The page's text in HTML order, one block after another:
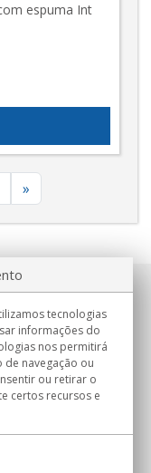
espuma Int
»
tecnologias
informações do
nos permitirá
navegação ou
ou retirar o
certos recursos e